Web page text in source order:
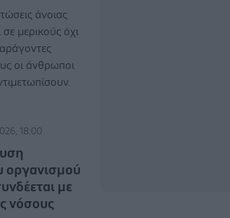
άνοιας
μερικούς όχι
οι άνθρωποι
18:00
οργανισμού
με
νόσους